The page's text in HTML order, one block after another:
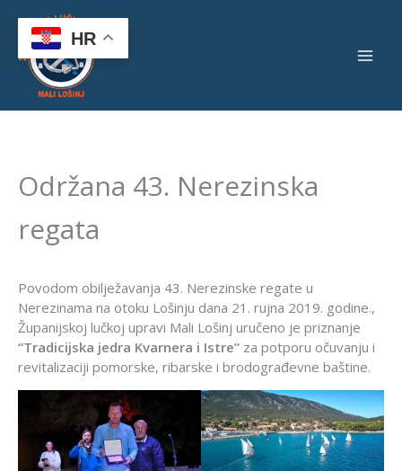
content
Održana 43. Nerezinska
regata
Povodom obilježavanja 43. Nerezinske regate u
Nerezinama na otoku Lošinju dana 21. rujna 2019. godine.,
Županijskoj lučkoj upravi Mali Lošinj uručeno je priznanje
“Tradicijska jedra Kvarnera i Istre” za potporu očuvanju i
revitalizaciji pomorske, ribarske i brodograđevne baštine.
HR